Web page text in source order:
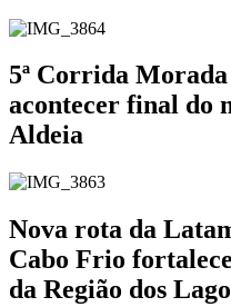
5ª Corrida
acontecer final do
Aldeia
Nova rota da
Cabo Frio
da Região dos